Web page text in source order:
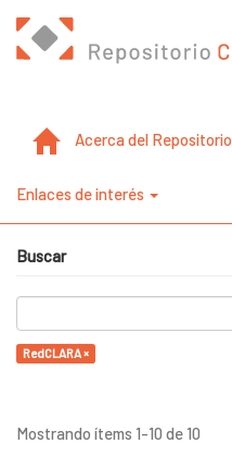
Acerca del Repositorio
Enlaces de interés
Buscar
RedCLARA ×
Mostrando ítems 1-10 de 10